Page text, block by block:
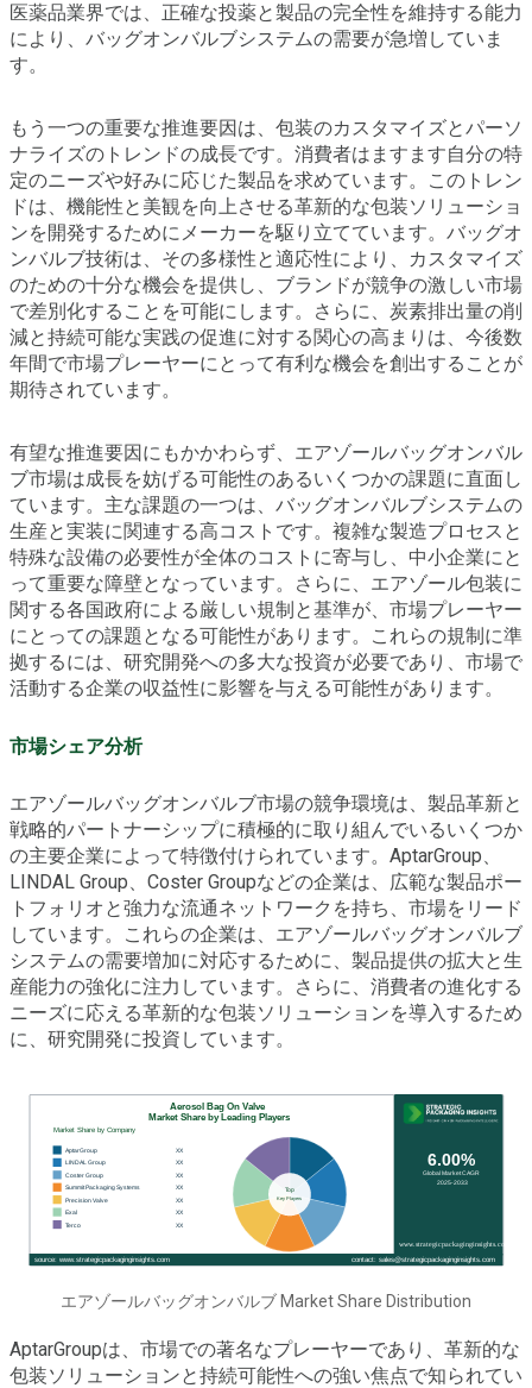
医薬品業界では、正確な投薬と製品の完全性を維持する能力
により、バッグオンバルブシステムの需要が急増していま
す。
もう一つの重要な推進要因は、包装のカスタマイズとパーソ
ナライズのトレンドの成長です。消費者はますます自分の特
定のニーズや好みに応じた製品を求めています。このトレン
ドは、機能性と美観を向上させる革新的な包装ソリューショ
ンを開発するためにメーカーを駆り立てています。バッグオ
ンバルブ技術は、その多様性と適応性により、カスタマイズ
のための十分な機会を提供し、ブランドが競争の激しい市場
で差別化することを可能にします。さらに、炭素排出量の削
減と持続可能な実践の促進に対する関心の高まりは、今後数
年間で市場プレーヤーにとって有利な機会を創出することが
期待されています。
有望な推進要因にもかかわらず、エアゾールバッグオンバル
ブ市場は成長を妨げる可能性のあるいくつかの課題に直面し
ています。主な課題の一つは、バッグオンバルブシステムの
生産と実装に関連する高コストです。複雑な製造プロセスと
特殊な設備の必要性が全体のコストに寄与し、中小企業にと
って重要な障壁となっています。さらに、エアゾール包装に
関する各国政府による厳しい規制と基準が、市場プレーヤー
にとっての課題となる可能性があります。これらの規制に準
拠するには、研究開発への多大な投資が必要であり、市場で
活動する企業の収益性に影響を与える可能性があります。
市場シェア分析
エアゾールバッグオンバルブ市場の競争環境は、製品革新と
戦略的パートナーシップに積極的に取り組んでいるいくつか
の主要企業によって特徴付けられています。AptarGroup、
LINDAL Group、Coster Groupなどの企業は、広範な製品ポー
トフォリオと強力な流通ネットワークを持ち、市場をリード
しています。これらの企業は、エアゾールバッグオンバルブ
システムの需要増加に対応するために、製品提供の拡大と生
産能力の強化に注力しています。さらに、消費者の進化する
ニーズに応える革新的な包装ソリューションを導入するため
に、研究開発に投資しています。
エアゾールバッグオンバルブ Market Share Distribution
AptarGroupは、市場での著名なプレーヤーであり、革新的な
包装ソリューションと持続可能性への強い焦点で知られてい